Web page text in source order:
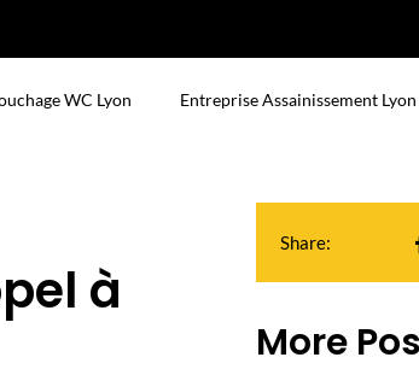
WC Lyon Entreprise Assainissement Lyon
à
Share:
More